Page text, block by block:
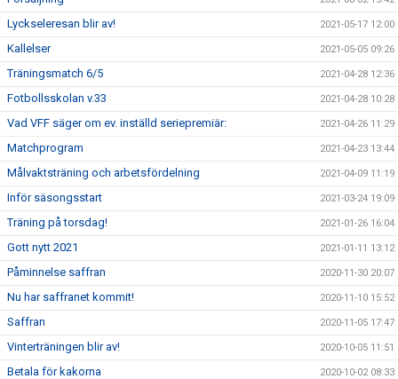
Lyckseleresan blir av! 2021-05-17 12:00
Kallelser 2021-05-05 09:26
Träningsmatch 6/5 2021-04-28 12:36
Fotbollsskolan v.33 2021-04-28 10:28
Vad VFF säger om ev. inställd seriepremiär: 2021-04-26 11:29
Matchprogram 2021-04-23 13:44
Målvaktsträning och arbetsfördelning 2021-04-09 11:19
Inför säsongsstart 2021-03-24 19:09
Träning på torsdag! 2021-01-26 16:04
Gott nytt 2021 2021-01-11 13:12
Påminnelse saffran 2020-11-30 20:07
Nu har saffranet kommit! 2020-11-10 15:52
Saffran 2020-11-05 17:47
Vinterträningen blir av! 2020-10-05 11:51
Betala för kakorna 2020-10-02 08:33